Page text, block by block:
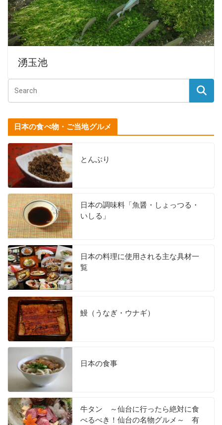
湧玉池
日本の食べ物・ご当地グルメ
とんぶり
日本の調味料「魚醤・しょっつる・
いしる」
日本の料理に使用される主な具材一
覧
鰻（うなぎ・ウナギ）
日本の食事
牛タン ～仙台に行ったら絶対に食
べるべき！仙台の名物グルメ～ 有